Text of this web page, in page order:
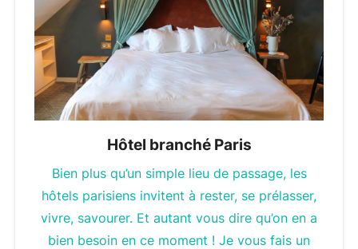
Hôtel branché Paris
Bien plus qu’un simple lieu de passage, les
hôtels parisiens invitent à rester, se prélasser,
vivre, savourer. Et autant vous dire qu’on en a
bien besoin en ce moment ! Je vous fais un